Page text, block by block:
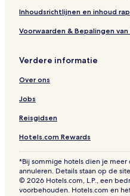
Inhoudsrichtlijnen en inhoud
Voorwaarden & Bepalingen
Verdere informatie
Over ons
Jobs
Reisgidsen
Hotels.com Rewards
*Bij sommige hotels dien je
annuleren. Details staan op de
© 2026 Hotels.com, L.P., een
voorbehouden. Hotels.com en